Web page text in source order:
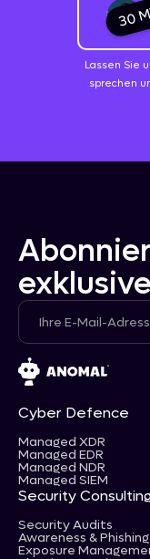
30
Lassen Sie
sprechen
Cyber Defence
Managed XDR
Managed EDR
Managed NDR
Managed SIEM
Security
Security Audits
Awareness & Phishing
Exposure